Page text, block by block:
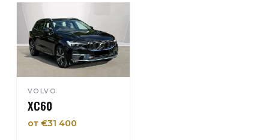
VOLVO
XC60
от €31 400